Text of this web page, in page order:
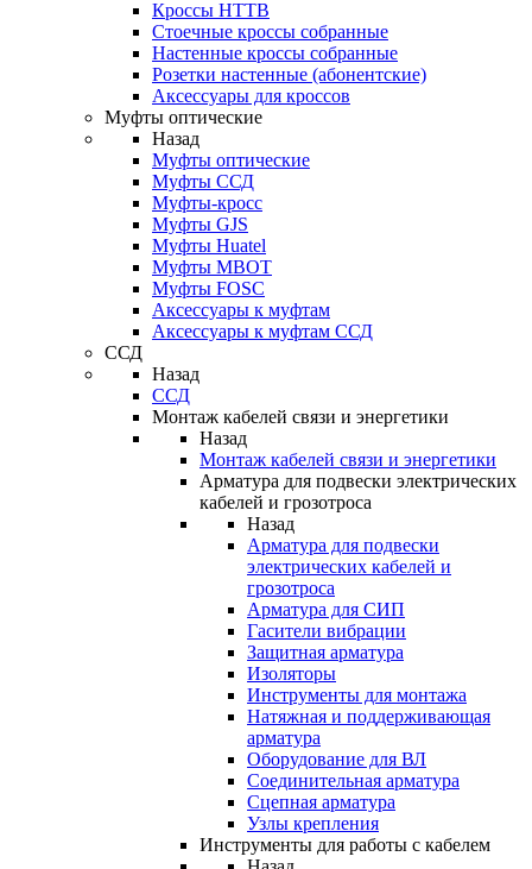
Кроссы HTTB
Стоечные кроссы собранные
Настенные кроссы собранные
Розетки настенные (абонентские)
Аксессуары для кроссов
Муфты оптические
Назад
Муфты оптические
Муфты ССД
Муфты-кросс
Муфты GJS
Муфты Huatel
Муфты МВОТ
Муфты FOSC
Аксессуары к муфтам
Аксессуары к муфтам ССД
ССД
Назад
ССД
Монтаж кабелей связи и энергетики
Назад
Монтаж кабелей связи и энергетики
Арматура для подвески электрических
кабелей и грозотроса
Назад
Арматура для подвески
электрических кабелей и
грозотроса
Арматура для СИП
Гасители вибрации
Защитная арматура
Изоляторы
Инструменты для монтажа
Натяжная и поддерживающая
арматура
Оборудование для ВЛ
Соединительная арматура
Сцепная арматура
Узлы крепления
Инструменты для работы с кабелем